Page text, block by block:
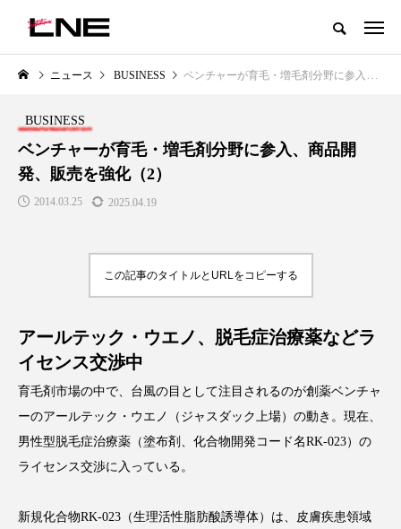
グローバルビューティ＆ヘルスケアビジネス誌
LIFESTYLE
がもたらす可能性とこれから
BUSINESS
都市型スパ――身近なウェルネ
の次世代モデル
ニュース BUSINESS ベンチャーが育毛・増毛剤分野に参入、商品開発、販売を強化（2）
BUSINESS
ベンチャーが育毛・増毛剤分野に参入、商品開
発、販売を強化（2）
2014.03.25 2025.04.19
この記事のタイトルとURLをコピーする
アールテック・ウエノ、脱毛症治療薬などラ
イセンス交渉中
育毛剤市場の中で、台風の目として注目されるのが創薬ベンチャ
ーのアールテック・ウエノ（ジャスダック上場）の動き。現在、
男性型脱毛症治療薬（塗布剤、化合物開発コード名RK-023）の
ライセンス交渉に入っている。
新規化合物RK-023（生理活性脂肪酸誘導体）は、皮膚疾患領域